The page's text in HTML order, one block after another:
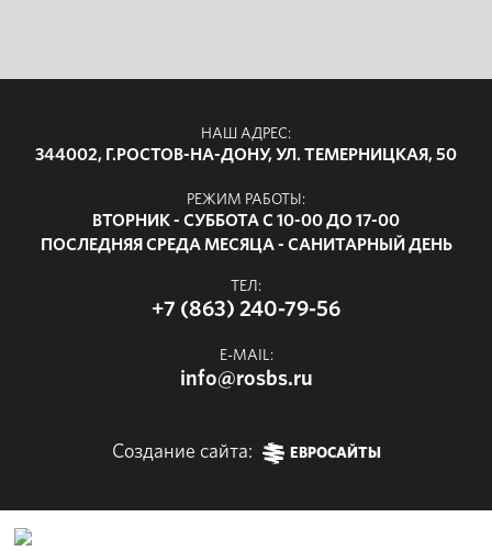
НАШ АДРЕС:
344002, Г.РОСТОВ-НА-ДОНУ, УЛ. ТЕМЕРНИЦКАЯ, 50
РЕЖИМ РАБОТЫ:
ВТОРНИК - СУББОТА С 10-00 ДО 17-00
ПОСЛЕДНЯЯ СРЕДА МЕСЯЦА - САНИТАРНЫЙ ДЕНЬ
ТЕЛ:
+7 (863) 240-79-56
E-MAIL:
info@rosbs.ru
Создание сайта: ЕВРОСАЙТЫ